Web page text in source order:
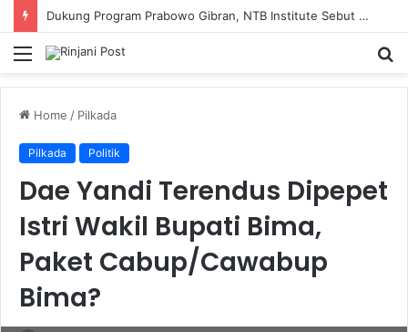
Dukung Program Prabowo Gibran, NTB Institute Sebut MBG dan Kopdes Solusi Percepatan Pembangunan Daerah 3T
Menu
Home / Pilkada
Pilkada Politik
Dae Yandi Terendus Dipepet
Istri Wakil Bupati Bima,
Paket Cabup/Cawabup
Bima?